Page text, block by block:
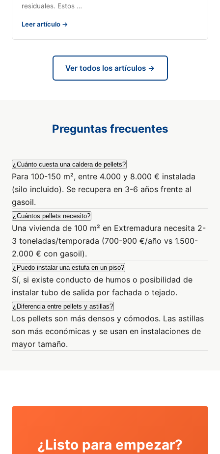
residuales. Estos …
Leer artículo →
Ver todos los artículos →
Preguntas frecuentes
¿Cuánto cuesta una caldera de pellets?
Para 100-150 m², entre 4.000 y 8.000 € instalada
(silo incluido). Se recupera en 3-6 años frente al
gasoil.
¿Cuántos pellets necesito?
Una vivienda de 100 m² en Extremadura necesita 2-
3 toneladas/temporada (700-900 €/año vs 1.500-
2.000 € con gasoil).
¿Puedo instalar una estufa en un piso?
Sí, si existe conducto de humos o posibilidad de
instalar tubo de salida por fachada o tejado.
¿Diferencia entre pellets y astillas?
Los pellets son más densos y cómodos. Las astillas
son más económicas y se usan en instalaciones de
mayor tamaño.
¿Listo para empezar?